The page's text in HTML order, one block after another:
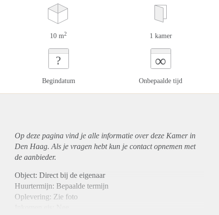
10 m2 1 kamer
?
Begindatum
∞
Onbepaalde tijd
Op deze pagina vind je alle informatie over deze Kamer in
Den Haag. Als je vragen hebt kun je contact opnemen met
de aanbieder.
Object: Direct bij de eigenaar
Huurtermijn: Bepaalde termijn
Oplevering: Zie foto